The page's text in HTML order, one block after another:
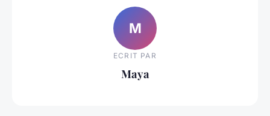
M
ECRIT PAR
Maya